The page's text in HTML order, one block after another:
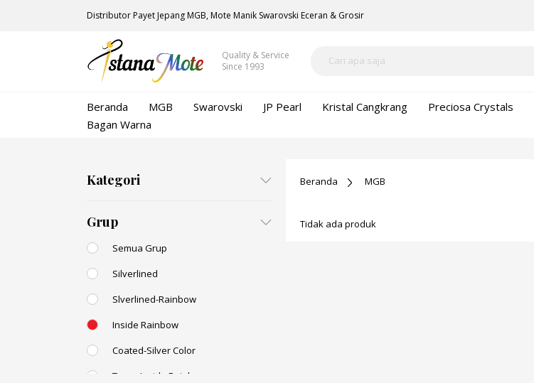
Distributor Payet Jepang MGB, Mote Manik Swarovski Eceran & Grosir
Quality & Service
Since 1993
Beranda MGB Swarovski JP Pearl Kristal Cangkrang Preciosa Crystals
Bagan Warna
Kategori
Grup
Semua Grup
Silverlined
Slverlined-Rainbow
Inside Rainbow
Coated-Silver Color
Trans-Inside Rainbow
Beranda MGB
Tidak ada produk